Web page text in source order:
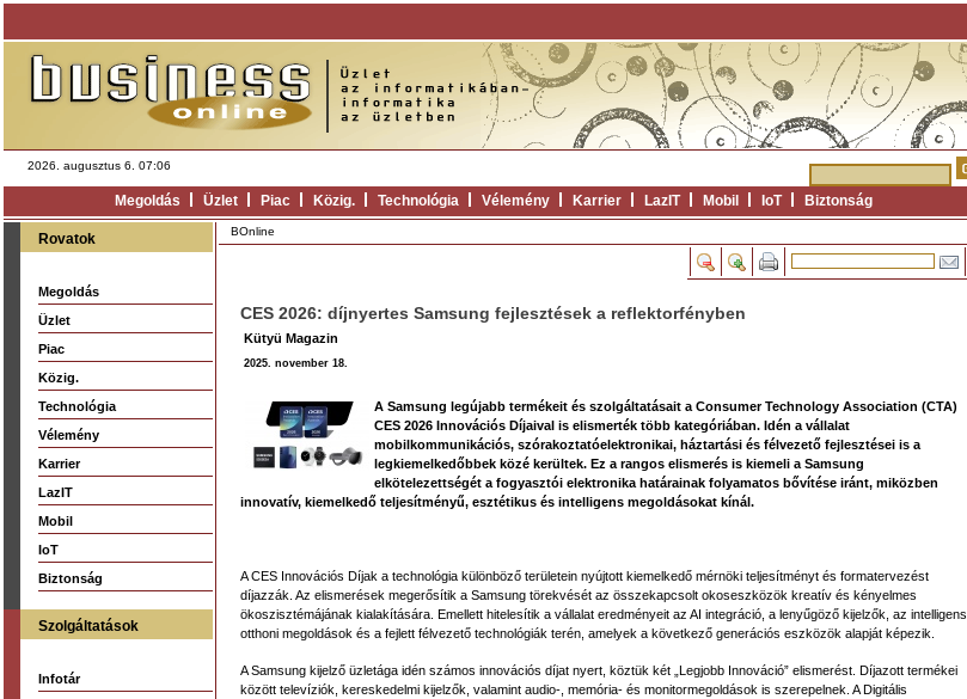
2026. augusztus 6. 07:06
Megoldás Üzlet Piac Közig. Technológia Vélemény Karrier LazIT Mobil IoT Biztonság
Rovatok
Megoldás
Üzlet
Piac
Közig.
Technológia
Vélemény
Karrier
LazIT
Mobil
IoT
Biztonság
Szolgáltatások
Infotár
BOnline
CES 2026: díjnyertes Samsung fejlesztések a reflektorfényben
Kütyü Magazin
2025. november 18.
A Samsung legújabb termékeit és szolgáltatásait a Consumer Technology Association (CTA)
CES 2026 Innovációs Díjaival is elismerték több kategóriában. Idén a vállalat
mobilkommunikációs, szórakoztatóelektronikai, háztartási és félvezető fejlesztései is a
legkiemelkedőbbek közé kerültek. Ez a rangos elismerés is kiemeli a Samsung
elkötelezettségét a fogyasztói elektronika határainak folyamatos bővítése iránt, miközben
innovatív, kiemelkedő teljesítményű, esztétikus és intelligens megoldásokat kínál.
A CES Innovációs Díjak a technológia különböző területein nyújtott kiemelkedő mérnöki teljesítményt és formatervezést
díjazzák. Az elismerések megerősítik a Samsung törekvését az összekapcsolt okoseszközök kreatív és kényelmes
ökoszisztémájának kialakítására. Emellett hitelesítik a vállalat eredményeit az AI integráció, a lenyűgöző kijelzők, az intelligens
otthoni megoldások és a fejlett félvezető technológiák terén, amelyek a következő generációs eszközök alapját képezik.
A Samsung kijelző üzletága idén számos innovációs díjat nyert, köztük két „Legjobb Innováció” elismerést. Díjazott termékei
között televíziók, kereskedelmi kijelzők, valamint audio-, memória- és monitormegoldások is szerepelnek. A Digitális